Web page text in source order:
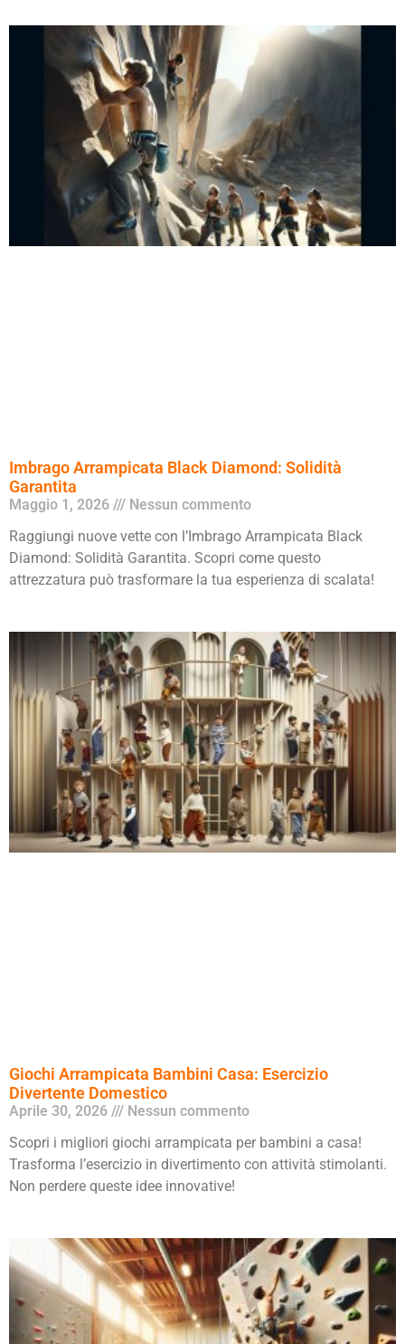
Imbrago Arrampicata Black Diamond: Solidità
Garantita
Maggio 1, 2026
Nessun commento
Raggiungi nuove vette con l’Imbrago Arrampicata Black
Diamond: Solidità Garantita. Scopri come questo
attrezzatura può trasformare la tua esperienza di scalata!
Giochi Arrampicata Bambini Casa: Esercizio
Divertente Domestico
Aprile 30, 2026
Nessun commento
Scopri i migliori giochi arrampicata per bambini a casa!
Trasforma l’esercizio in divertimento con attività stimolanti.
Non perdere queste idee innovative!